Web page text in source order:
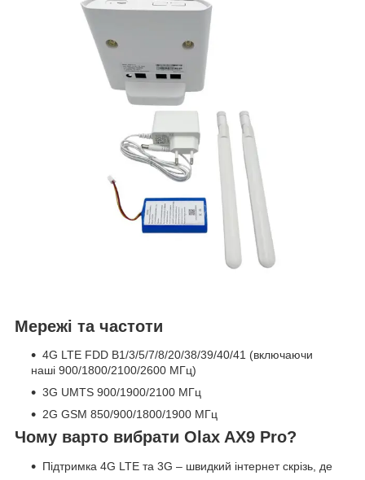
Мережі та частоти
4G LTE FDD B1/3/5/7/8/20/38/39/40/41 (включаючи
наші 900/1800/2100/2600 МГц)
3G UMTS 900/1900/2100 МГц
2G GSM 850/900/1800/1900 МГц
Чому варто вибрати Olax AX9 Pro?
Підтримка 4G LTE та 3G – швидкий інтернет скрізь, де